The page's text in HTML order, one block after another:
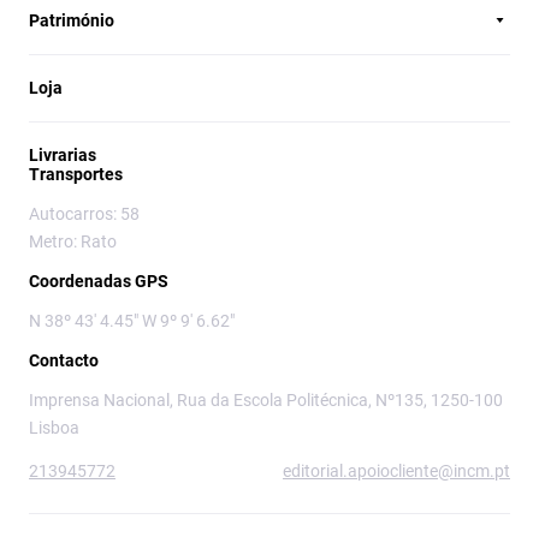
Património
Loja
Livrarias
Transportes
Autocarros: 58
Metro: Rato
Coordenadas GPS
N 38º 43' 4.45" W 9º 9' 6.62"
Contacto
Imprensa Nacional, Rua da Escola Politécnica, Nº135, 1250-100
Lisboa
213945772 editorial.apoiocliente@incm.pt